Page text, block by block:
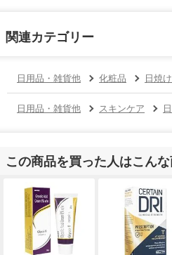
関連カテゴリー
日用品・雑貨他 化粧品 日焼
日用品・雑貨他 スキンケア
この商品を買った人はこん